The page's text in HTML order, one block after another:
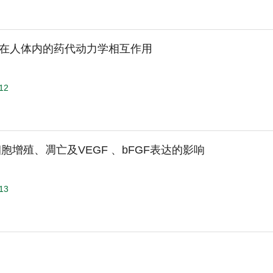
人体内的药代动力学相互作用
增殖、凋亡及VEGF 、bFGF表达的影响